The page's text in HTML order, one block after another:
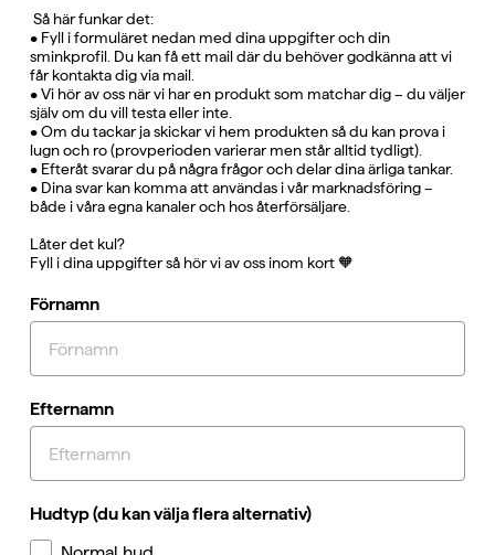
Så här funkar det:
• Fyll i formuläret nedan med dina uppgifter och din
sminkprofil. Du kan få ett mail där du behöver godkänna att vi
får kontakta dig via mail.
• Vi hör av oss när vi har en produkt som matchar dig – du väljer
själv om du vill testa eller inte.
• Om du tackar ja skickar vi hem produkten så du kan prova i
lugn och ro (provperioden varierar men står alltid tydligt).
• Efteråt svarar du på några frågor och delar dina ärliga tankar.
• Dina svar kan komma att användas i vår marknadsföring –
både i våra egna kanaler och hos återförsäljare.
Låter det kul?
Fyll i dina uppgifter så hör vi av oss inom kort 🧡
Förnamn
Efternamn
Hudtyp (du kan välja flera alternativ)